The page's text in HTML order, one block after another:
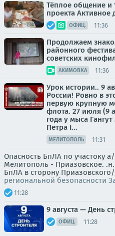
Тёплое общение и
проекта Активное
ОФИЦ. 11:36
Продолжаем
районного
советских
АКИМОВКА 11:36
Урок истории.. 9
России! Ровно в
первую крупную
флота. 27 июля (9
года у мыса
Петра I...
МЕЛИТОПОЛЬ 11:31
Опасность БпЛА по участоку
Мелитополь - Приазовское.
БпЛА в сторону
региональной безопасности
11:28
9 августа — День
ОФИЦ. 11:28